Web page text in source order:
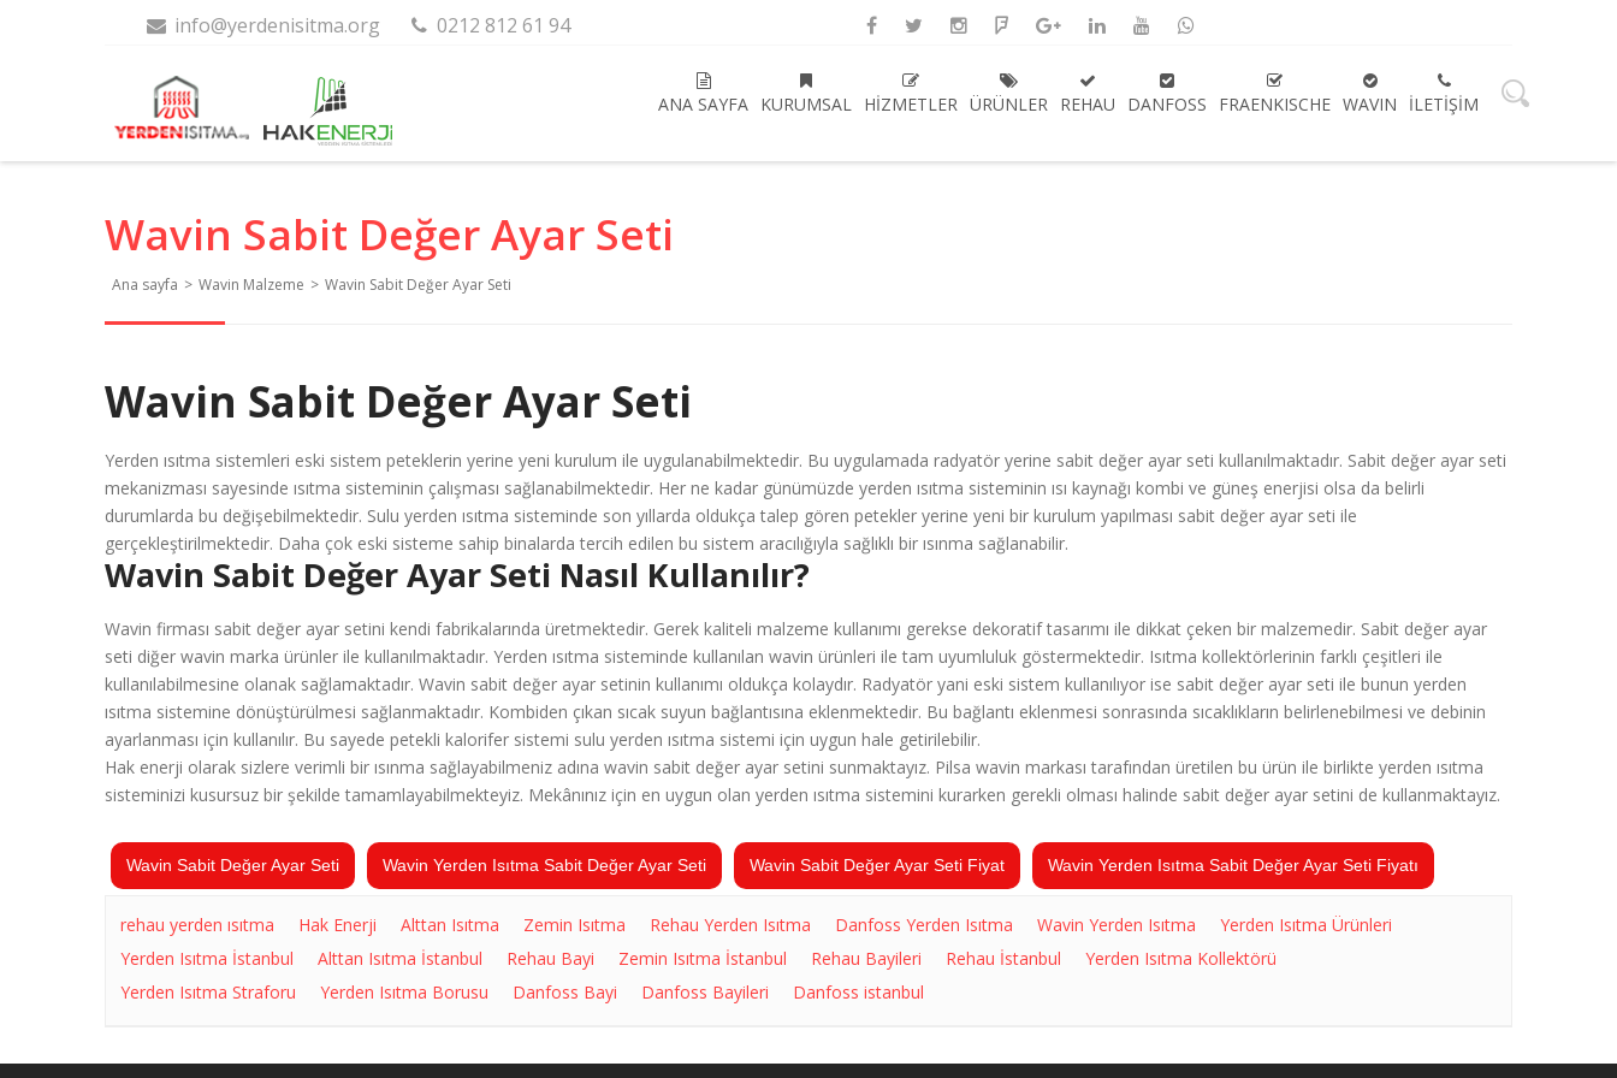
info@yerdenisitma.org 0212 812 61 94
ANA SAYFA KURUMSAL HIZMETLER ÜRÜNLER REHAU DANFOSS FRAENKISCHE WAVIN İLETIŞIM
Wavin Sabit Değer Ayar Seti
Ana sayfa > Wavin Malzeme > Wavin Sabit Değer Ayar Seti
Wavin Sabit Değer Ayar Seti
Yerden ısıtma sistemleri eski sistem peteklerin yerine yeni kurulum ile uygulanabilmektedir. Bu uygulamada radyatör yerine sabit değer ayar seti kullanılmaktadır. Sabit değer ayar seti
mekanizması sayesinde ısıtma sisteminin çalışması sağlanabilmektedir. Her ne kadar günümüzde yerden ısıtma sisteminin ısı kaynağı kombi ve güneş enerjisi olsa da belirli
durumlarda bu değişebilmektedir. Sulu yerden ısıtma sisteminde son yıllarda oldukça talep gören petekler yerine yeni bir kurulum yapılması sabit değer ayar seti ile
gerçekleştirilmektedir. Daha çok eski sisteme sahip binalarda tercih edilen bu sistem aracılığıyla sağlıklı bir ısınma sağlanabilir.
Wavin Sabit Değer Ayar Seti Nasıl Kullanılır?
Wavin firması sabit değer ayar setini kendi fabrikalarında üretmektedir. Gerek kaliteli malzeme kullanımı gerekse dekoratif tasarımı ile dikkat çeken bir malzemedir. Sabit değer ayar
seti diğer wavin marka ürünler ile kullanılmaktadır. Yerden ısıtma sisteminde kullanılan wavin ürünleri ile tam uyumluluk göstermektedir. Isıtma kollektörlerinin farklı çeşitleri ile
kullanılabilmesine olanak sağlamaktadır. Wavin sabit değer ayar setinin kullanımı oldukça kolaydır. Radyatör yani eski sistem kullanılıyor ise sabit değer ayar seti ile bunun yerden
ısıtma sistemine dönüştürülmesi sağlanmaktadır. Kombiden çıkan sıcak suyun bağlantısına eklenmektedir. Bu bağlantı eklenmesi sonrasında sıcaklıkların belirlenebilmesi ve debinin
ayarlanması için kullanılır. Bu sayede petekli kalorifer sistemi sulu yerden ısıtma sistemi için uygun hale getirilebilir.
Hak enerji olarak sizlere verimli bir ısınma sağlayabilmeniz adına wavin sabit değer ayar setini sunmaktayız. Pilsa wavin markası tarafından üretilen bu ürün ile birlikte yerden ısıtma
sisteminizi kusursuz bir şekilde tamamlayabilmekteyiz. Mekânınız için en uygun olan yerden ısıtma sistemini kurarken gerekli olması halinde sabit değer ayar setini de kullanmaktayız.
Wavin Sabit Değer Ayar Seti Wavin Yerden Isıtma Sabit Değer Ayar Seti Wavin Sabit Değer Ayar Seti Fiyat Wavin Yerden Isıtma Sabit Değer Ayar Seti Fiyatı
rehau yerden ısıtma Hak Enerji Alttan Isıtma Zemin Isıtma Rehau Yerden Isıtma Danfoss Yerden Isıtma Wavin Yerden Isıtma
Yerden Isıtma Ürünleri
Yerden Isıtma İstanbul
Alttan Isıtma İstanbul Rehau Bayi Zemin Isıtma İstanbul Rehau Bayileri Rehau İstanbul
Yerden Isıtma Kollektörü
Yerden Isıtma Straforu
Yerden Isıtma Borusu Danfoss Bayi Danfoss Bayileri Danfoss istanbul